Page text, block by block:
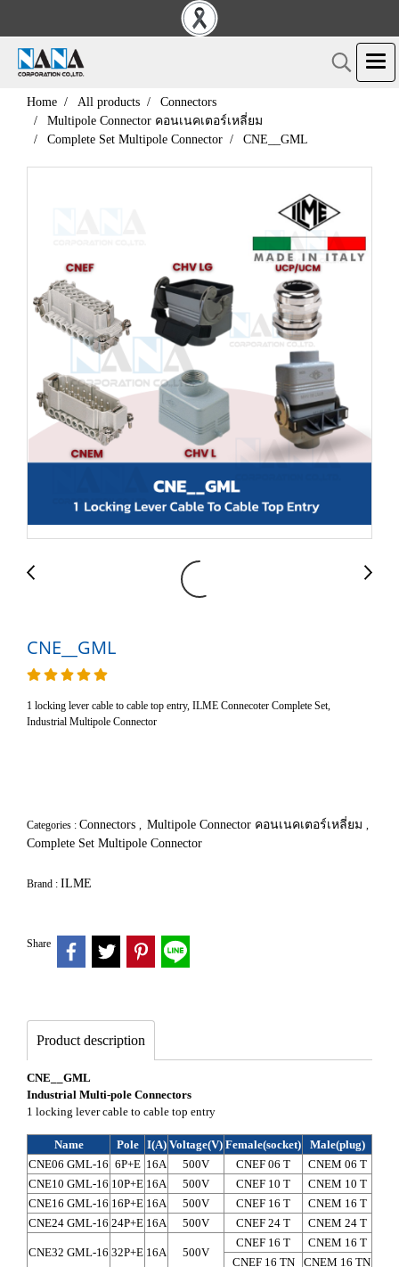
Home All products
Connectors
Multipole Connector คอนเนคเตอร์เหลี่ยม
Complete Set Multipole Connector
CNE__GML
CNE__GML
1 locking lever cable to cable top entry, ILME Connecoter Complete Set,
Industrial Multipole Connector
Categories : Connectors , Multipole Connector คอนเนคเตอร์เหลี่ยม ,
Complete Set Multipole Connector
Brand : ILME
Share
Product description
CNE__GML
Industrial Multi-pole Connectors
1 locking lever cable to cable top entry
Name Pole I(A) Voltage(V) Female(socket) Male(plug)
CNE06 GML-16 6P+E 16A 500V CNEF 06 T CNEM 06 T
CNE10 GML-16 10P+E 16A 500V CNEF 10 T CNEM 10 T
CNE16 GML-16 16P+E 16A 500V CNEF 16 T CNEM 16 T
CNE24 GML-16 24P+E 16A 500V CNEF 24 T CNEM 24 T
CNE32 GML-16 32P+E 16A 500V
CNEF 16 T CNEM 16 T
CNEF 16 TN
CNEM 16 TN